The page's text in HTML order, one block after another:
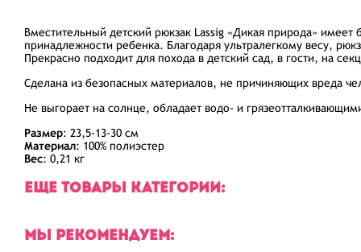
Вместительный детский рюкзак Lassig «Дикая природа»
принадлежности ребенка. Благодаря ультралегкому весу,
Прекрасно подходит для похода в детский сад, в гости, на
Сделана из безопасных материалов, не причиняющих вреда
Не выгорает на солнце, обладает водо- и
Размер: 23,5-13-30 см
Материал: 100% полиэстер
Вес: 0,21 кг
ЕЩЕ ТОВАРЫ КАТЕГОРИИ:
МЫ РЕКОМЕНДУЕМ: